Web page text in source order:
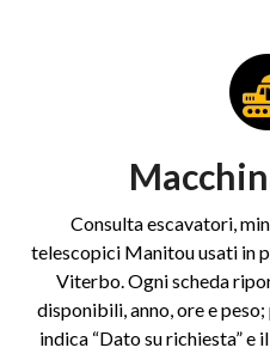
Consulta escavatori,
telescopici Manitou usati in
Viterbo. Ogni scheda
disponibili, anno, ore e
indica “Dato su richiesta” e